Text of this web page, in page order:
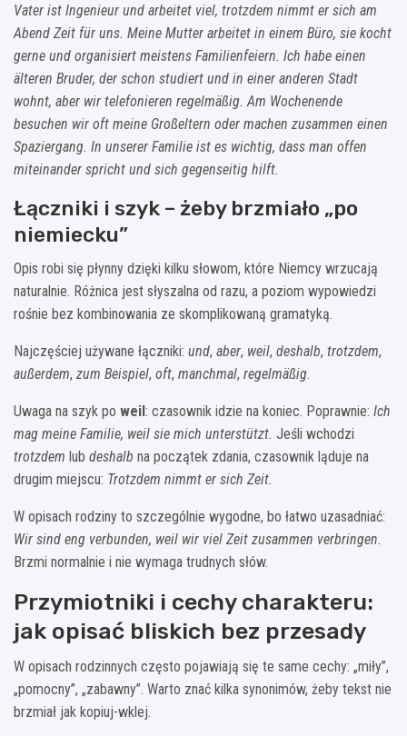
Vater ist Ingenieur und arbeitet viel, trotzdem nimmt er sich am
Abend Zeit für uns. Meine Mutter arbeitet in einem Büro, sie kocht
gerne und organisiert meistens Familienfeiern. Ich habe einen
älteren Bruder, der schon studiert und in einer anderen Stadt
wohnt, aber wir telefonieren regelmäßig. Am Wochenende
besuchen wir oft meine Großeltern oder machen zusammen einen
Spaziergang. In unserer Familie ist es wichtig, dass man offen
miteinander spricht und sich gegenseitig hilft.
Łączniki i szyk – żeby brzmiało „po
niemiecku”
Opis robi się płynny dzięki kilku słowom, które Niemcy wrzucają
naturalnie. Różnica jest słyszalna od razu, a poziom wypowiedzi
rośnie bez kombinowania ze skomplikowaną gramatyką.
Najczęściej używane łączniki: und, aber, weil, deshalb, trotzdem,
außerdem, zum Beispiel, oft, manchmal, regelmäßig.
Uwaga na szyk po weil: czasownik idzie na koniec. Poprawnie: Ich
mag meine Familie, weil sie mich unterstützt. Jeśli wchodzi
trotzdem lub deshalb na początek zdania, czasownik ląduje na
drugim miejscu: Trotzdem nimmt er sich Zeit.
W opisach rodziny to szczególnie wygodne, bo łatwo uzasadniać:
Wir sind eng verbunden, weil wir viel Zeit zusammen verbringen.
Brzmi normalnie i nie wymaga trudnych słów.
Przymiotniki i cechy charakteru:
jak opisać bliskich bez przesady
W opisach rodzinnych często pojawiają się te same cechy: „miły”,
„pomocny”, „zabawny”. Warto znać kilka synonimów, żeby tekst nie
brzmiał jak kopiuj-wklej.